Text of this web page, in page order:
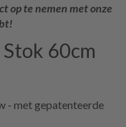
op te nemen met onze
60cm
- met gepatenteerde